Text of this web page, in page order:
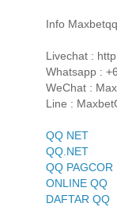
Info
Livechat :
Whatsapp :
WeChat :
Line :
QQ NET
QQ.NET
QQ PAGCOR
ONLINE QQ
DAFTAR QQ